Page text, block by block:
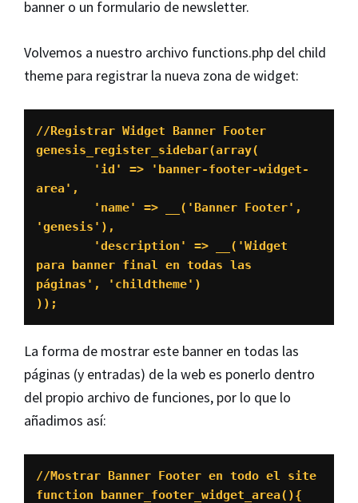
banner o un formulario de newsletter.
Volvemos a nuestro archivo functions.php del child
theme para registrar la nueva zona de widget:
//Registrar Widget Banner Footer
genesis_register_sidebar(array(
area',
'genesis'),
para banner final en todas las
páginas', 'childtheme')
));
La forma de mostrar este banner en todas las
páginas (y entradas) de la web es ponerlo dentro
del propio archivo de funciones, por lo que lo
añadimos así:
//Mostrar Banner Footer en todo el site
function banner_footer_widget_area(){